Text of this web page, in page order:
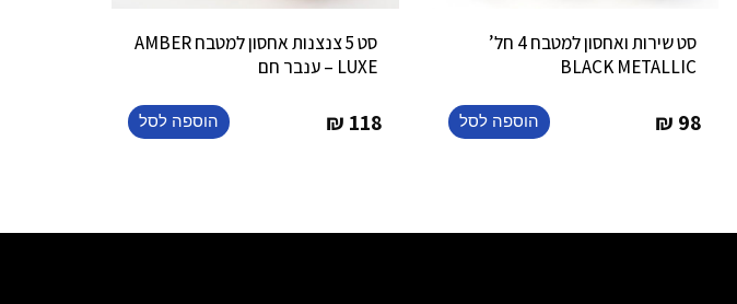
סט שירות ואחסון למטבח 4 חל’
BLACK METALLIC
₪ 98 הוספה לסל
סט 5 צנצנות אחסון למטבח AMBER
LUXE – ענבר חם
₪ 118 הוספה לסל